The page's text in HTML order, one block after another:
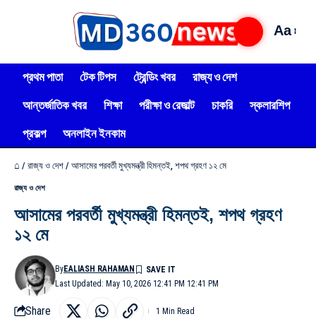
Aa
প্রথম পাতা টেক টিপস ট্রেন্ডিং খবর
রাজ্য ও দেশ
আন্তর্জাতিক খবর
শিক্ষা পরীক্ষা ও রেজাল্ট চাকরি
স্কলারশিপ
প্রকল্প
অনলাইন ইনকাম
⌂ / রাজ্য ও দেশ / আসামের পরবর্তী মুখ্যমন্ত্রী হিমন্তই, শপথ গ্রহণ ১২ মে
রাজ্য ও দেশ
আসামের পরবর্তী মুখ্যমন্ত্রী হিমন্তই, শপথ গ্রহণ
১২ মে
Last Updated: May 10, 2026 12:41 PM 12:41 PM
ByEALIASH RAHAMAN
Share 1 Min Read